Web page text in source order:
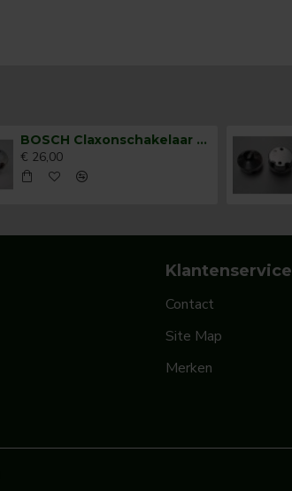
BOSCH Claxonschakelaar opbouw ⌀26 mm 0343007001
€ 26,00
Klantenservice
Contact
Site Map
Merken